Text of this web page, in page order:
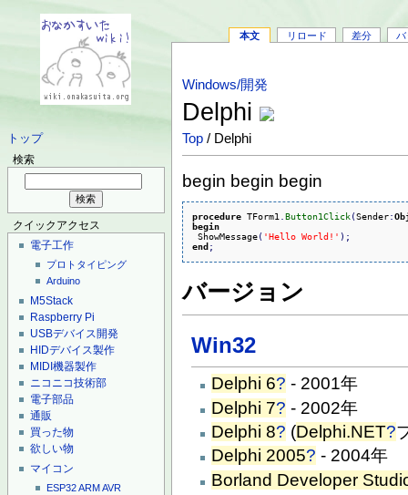
トップ
検索
クイックアクセス
電子工作
プロトタイピング
Arduino
M5Stack
Raspberry Pi
USBデバイス開発
HIDデバイス製作
MIDI機器製作
ニコニコ技術部
電子部品
通販
買った物
欲しい物
マイコン
ESP32ARMAVR
本文 リロード 差分 バ
Windows/開発
Delphi
Top / Delphi
begin begin begin
procedure TForm1.Button1Click(Sender:
begin
ShowMessage( 'Hello World!' ) ;
end ;
バージョン
Win32
Delphi 6? - 2001年
Delphi 7? - 2002年
Delphi 8? (Delphi.NET?
Delphi 2005? - 2004年
Borland Developer